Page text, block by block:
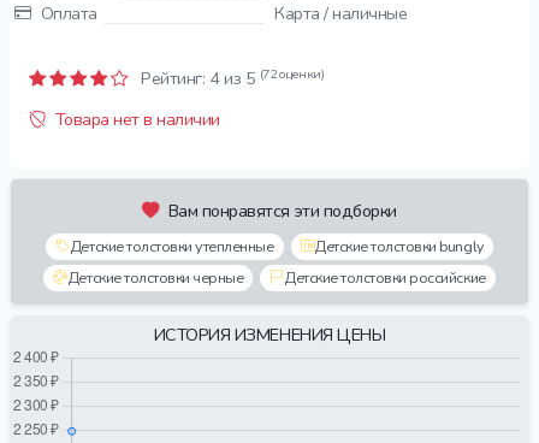
Оплата
Карта / наличные
Рейтинг: 4из 5 (72 оценки)
Товара нет в наличии
Вам понравятся эти подборки
Детские толстовки утепленные
Детские толстовки bungly
Детские толстовки черные
Детские толстовки российские
ИСТОРИЯ ИЗМЕНЕНИЯ ЦЕНЫ